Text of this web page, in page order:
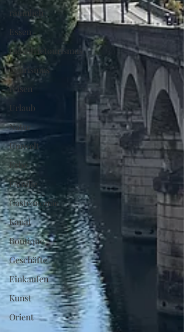
räumlich
Essen
Industrietourismus
Tourismus
reisen
Urlaub
Natur
Umwelt
Erbe
Familie
Gastronomie
Kanal
Boutique
Geschäfte
Einkaufen
Kunst
Orient